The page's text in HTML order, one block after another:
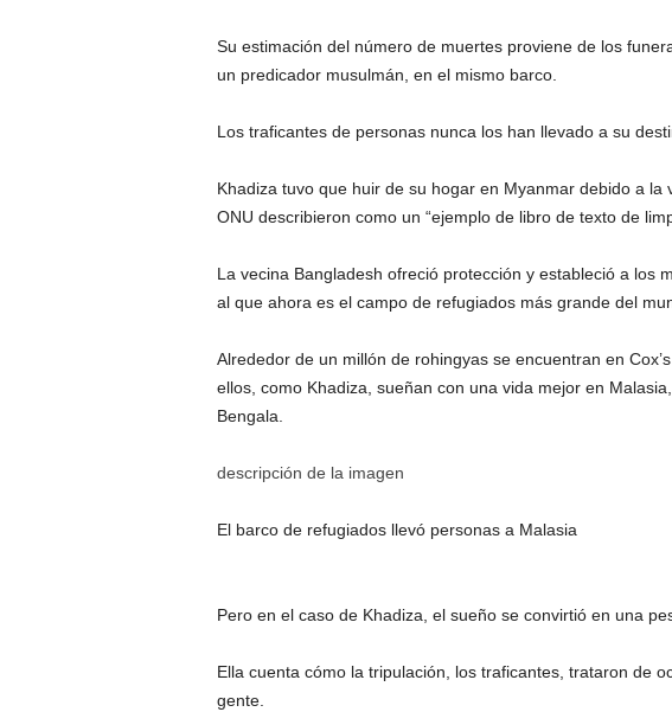
Su estimación del número de muertes proviene de los
un predicador musulmán, en el mismo barco.
Los traficantes de personas nunca los han llevado a su
Khadiza tuvo que huir de su hogar en Myanmar debido a la
ONU describieron como un “ejemplo de libro de texto de
La vecina Bangladesh ofreció protección y estableció a los
al que ahora es el campo de refugiados más grande del
Alrededor de un millón de rohingyas se encuentran en
ellos, como Khadiza, sueñan con una vida mejor en
Bengala.
descripción de la imagen
El barco de refugiados llevó personas a Malasia
Pero en el caso de Khadiza, el sueño se convirtió en una
Ella cuenta cómo la tripulación, los traficantes, trataron de
gente.